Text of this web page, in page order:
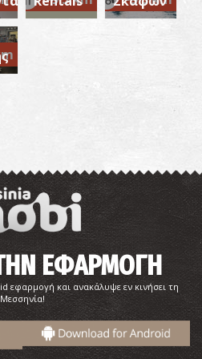
~9Km
ΕΦΑΡΜΟΓΗ
εφαρμογή και ανακάλυψε εν κινήσει τη
Μεσσηνία!